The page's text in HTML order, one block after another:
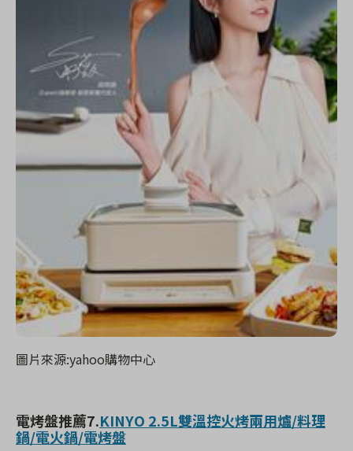
圖片來源:yahoo購物中心
電烤盤推薦7.KINYO 2.5L雙溫控火烤兩用爐/料理
鍋/電火鍋/電烤盤